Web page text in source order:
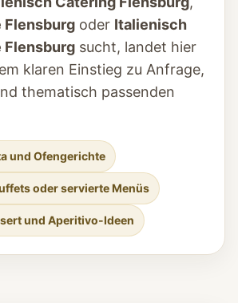
oder Italienisch
sucht, landet hier
klaren Einstieg zu Anfrage,
thematisch passenden
und Ofengerichte
oder servierte Menüs
und Aperitivo-Ideen